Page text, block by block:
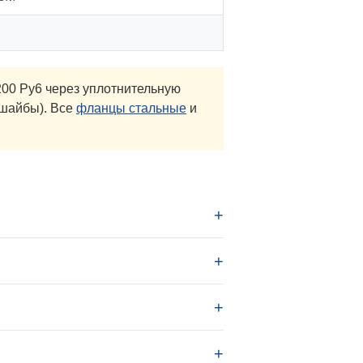
Ру6 через уплотнительную
Все фланцы стальные и